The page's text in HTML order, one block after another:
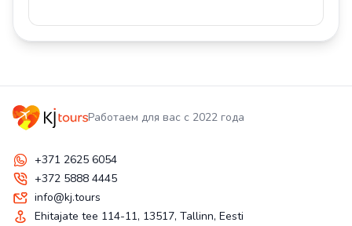
Работаем для вас с 2022 года
+371 2625 6054
+372 5888 4445
info@kj.tours
Ehitajate tee 114-11, 13517, Tallinn, Eesti